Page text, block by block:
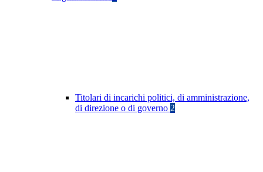
Titolari di incarichi politici, di amministrazione,
di direzione o di governo 2